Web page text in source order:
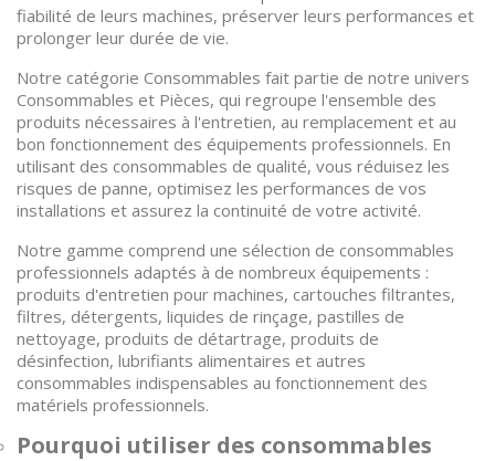
fiabilité de leurs machines, préserver leurs performances et
prolonger leur durée de vie.
Notre catégorie Consommables fait partie de notre univers
Consommables et Pièces, qui regroupe l'ensemble des
produits nécessaires à l'entretien, au remplacement et au
bon fonctionnement des équipements professionnels. En
utilisant des consommables de qualité, vous réduisez les
risques de panne, optimisez les performances de vos
installations et assurez la continuité de votre activité.
Notre gamme comprend une sélection de consommables
professionnels adaptés à de nombreux équipements :
produits d'entretien pour machines, cartouches filtrantes,
filtres, détergents, liquides de rinçage, pastilles de
nettoyage, produits de détartrage, produits de
désinfection, lubrifiants alimentaires et autres
consommables indispensables au fonctionnement des
matériels professionnels.
Pourquoi utiliser des consommables